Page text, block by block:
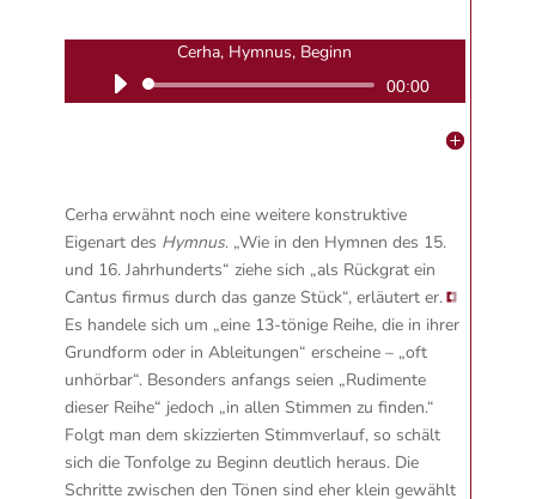
Cerha, Hymnus, Beginn
Audio-
00:00
Cerha erwähnt noch eine weitere konstruktive
Eigenart des Hymnus. „Wie in den Hymnen des 15.
und 16. Jahrhunderts“ ziehe sich „als Rückgrat ein
Cantus firmus durch das ganze Stück“, erläutert er.
Es handele sich um „eine 13-tönige Reihe, die in ihrer
Grundform oder in Ableitungen“ erscheine – „oft
unhörbar“. Besonders anfangs seien „Rudimente
dieser Reihe“ jedoch „in allen Stimmen zu finden.“
Folgt man dem skizzierten Stimmverlauf, so schält
sich die Tonfolge zu Beginn deutlich heraus. Die
Schritte zwischen den Tönen sind eher klein gewählt